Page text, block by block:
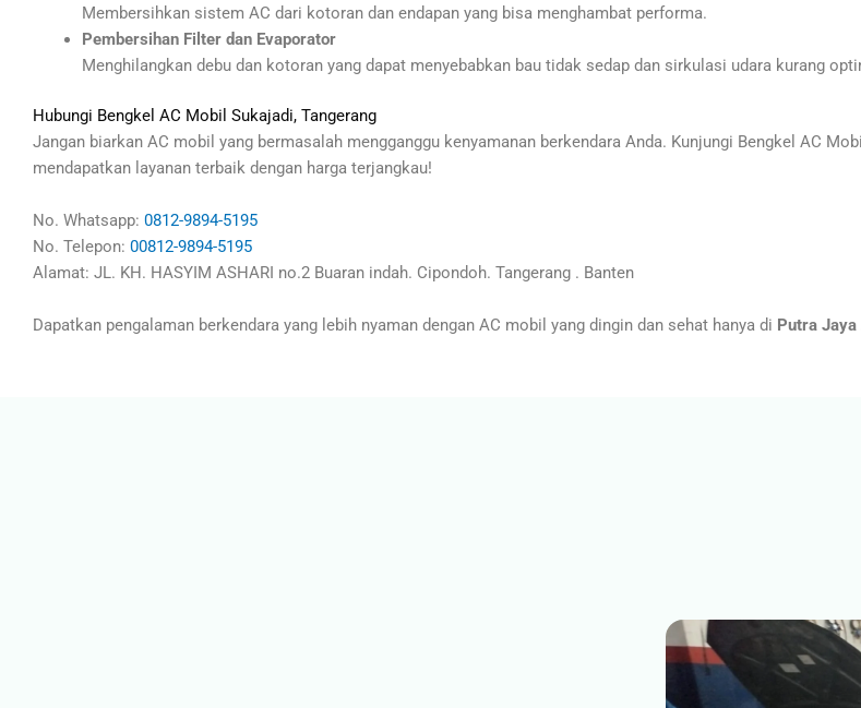
Membersihkan sistem AC dari kotoran dan endapan yang bisa menghambat performa.
Pembersihan Filter dan Evaporator
Menghilangkan debu dan kotoran yang dapat menyebabkan bau tidak sedap dan sirkulasi udara kurang
Hubungi Bengkel AC Mobil Sukajadi, Tangerang
Jangan biarkan AC mobil yang bermasalah mengganggu kenyamanan berkendara Anda. Kunjungi Bengkel AC
mendapatkan layanan terbaik dengan harga terjangkau!
No. Whatsapp: 0812-9894-5195
No. Telepon: 00812-9894-5195
Alamat: JL. KH. HASYIM ASHARI no.2 Buaran indah. Cipondoh. Tangerang . Banten
Dapatkan pengalaman berkendara yang lebih nyaman dengan AC mobil yang dingin dan sehat hanya di Putra Jaya